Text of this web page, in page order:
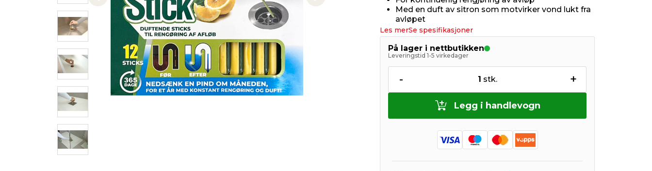
Previous slide Next slide
Med en duft av sitron som motvirker vond lukt fra
avløpet
Les merSe spesifikasjoner
På lager i nettbutikken
Leveringstid 1-5 virkedager
- 1 stk. +
Legg i handlevogn